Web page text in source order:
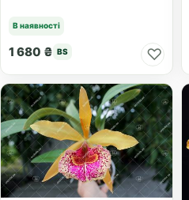
В наявності
1 680 ₴ BS ♡